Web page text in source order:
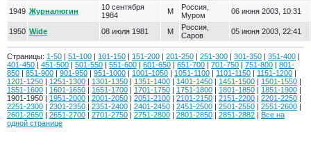
1949 Журналюгин
10 сентября
1984
М
Россия,
Муром
06 июня 2003, 10:31
1950 Wide 08 июля 1981 М
Россия,
Саров
05 июня 2003, 22:41
Страницы: 1-50 | 51-100 | 101-150 | 151-200 | 201-250 | 251-300 | 301-350 | 351-400 |
401-450 | 451-500 | 501-550 | 551-600 | 601-650 | 651-700 | 701-750 | 751-800 | 801-
850 | 851-900 | 901-950 | 951-1000 | 1001-1050 | 1051-1100 | 1101-1150 | 1151-1200 |
1201-1250 | 1251-1300 | 1301-1350 | 1351-1400 | 1401-1450 | 1451-1500 | 1501-1550 |
1551-1600 | 1601-1650 | 1651-1700 | 1701-1750 | 1751-1800 | 1801-1850 | 1851-1900 |
1901-1950 | 1951-2000 | 2001-2050 | 2051-2100 | 2101-2150 | 2151-2200 | 2201-2250 |
2251-2300 | 2301-2350 | 2351-2400 | 2401-2450 | 2451-2500 | 2501-2550 | 2551-2600 |
2601-2650 | 2651-2700 | 2701-2750 | 2751-2800 | 2801-2850 | 2851-2882 | Все на
одной странице